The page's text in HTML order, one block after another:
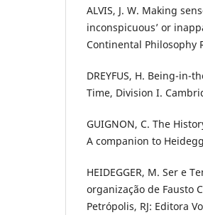
ALVIS, J. W. Making
inconspicuous’ or
Continental Philosophy
DREYFUS, H. Being-in-
Time, Division I.
GUIGNON, C. The
A companion to
HEIDEGGER, M. Ser e
organização de Fausto
Petrópolis, RJ: Editora